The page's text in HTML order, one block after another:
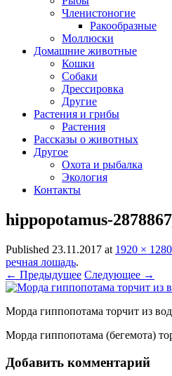
Членистоногие
Ракообразные
Моллюски
Домашние животные
Кошки
Собаки
Дрессировка
Другие
Растения и грибы
Растения
Рассказы о животных
Другое
Охота и рыбалка
Экология
Контакты
hippopotamus-
Published 23.11.2017 at 1920 × 1280
речная лошадь.
← Предыдущее Следующее →
Морда гиппопотама торчит из
Морда гиппопотама (бегемота)
Добавить комментарий